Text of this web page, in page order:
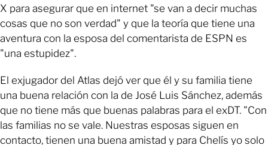
X para asegurar que en internet "se van a decir muchas
cosas que no son verdad" y que la teoría que tiene una
aventura con la esposa del comentarista de ESPN es
"una estupidez".
El exjugador del Atlas dejó ver que él y su familia tiene
una buena relación con la de José Luis Sánchez, además
que no tiene más que buenas palabras para el exDT. "Con
las familias no se vale. Nuestras esposas siguen en
contacto, tienen una buena amistad y para Chelís yo solo